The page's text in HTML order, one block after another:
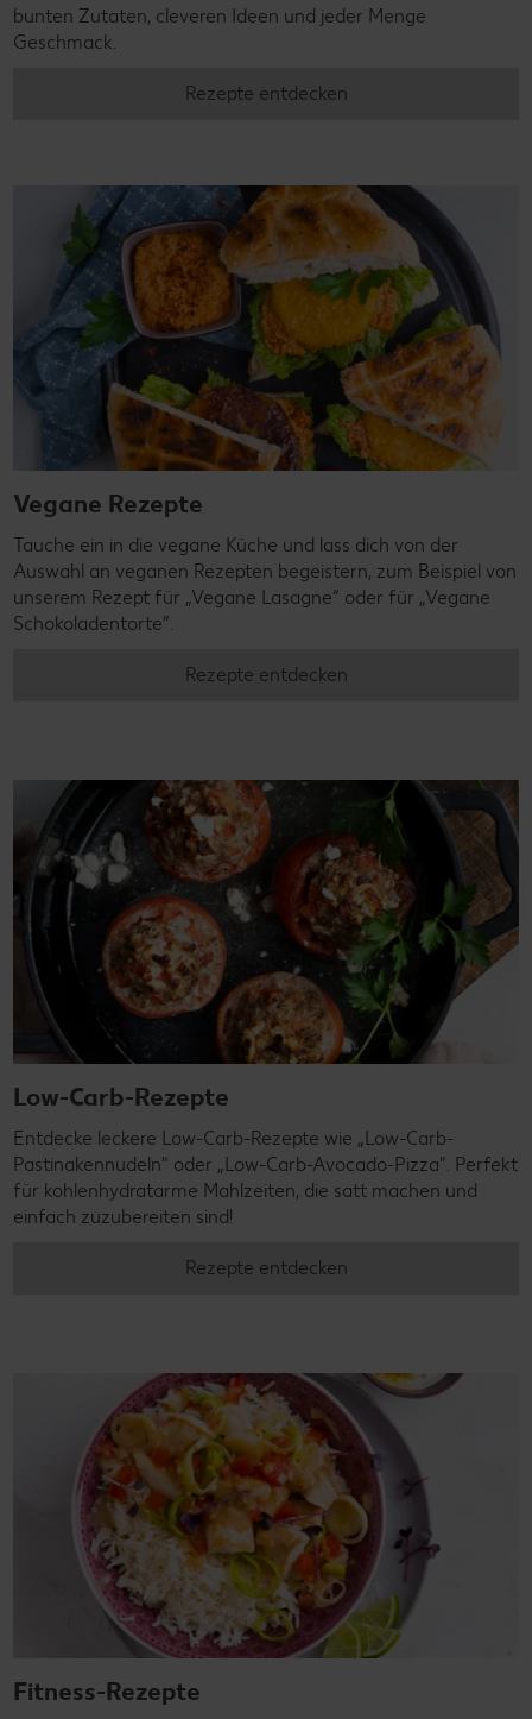
bunten Zutaten, cleveren Ideen und jeder Menge
Geschmack.
Rezepte entdecken
Vegane Rezepte
Tauche ein in die vegane Küche und lass dich von der
Auswahl an veganen Rezepten begeistern, zum Beispiel von
unserem Rezept für „Vegane Lasagne“ oder für „Vegane
Schokoladentorte“.
Rezepte entdecken
Low-Carb-Rezepte
Entdecke leckere Low-Carb-Rezepte wie „Low-Carb-
Pastinakennudeln" oder „Low-Carb-Avocado-Pizza". Perfekt
für kohlenhydratarme Mahlzeiten, die satt machen und
einfach zuzubereiten sind!
Rezepte entdecken
Fitness-Rezepte